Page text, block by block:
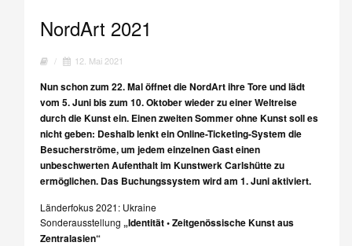
NordArt 2021
/ 12. Mai 2021
Nun schon zum 22. Mal öffnet die NordArt ihre Tore und lädt
vom 5. Juni bis zum 10. Oktober wieder zu einer Weltreise
durch die Kunst ein. Einen zweiten Sommer ohne Kunst soll es
nicht geben: Deshalb lenkt ein Online-Ticketing-System die
Besucherströme, um jedem einzelnen Gast einen
unbeschwerten Aufenthalt im Kunstwerk Carlshütte zu
ermöglichen. Das Buchungssystem wird am 1. Juni aktiviert.
Länderfokus 2021: Ukraine
Sonderausstellung „Identität • Zeitgenössische Kunst aus
Zentralasien“